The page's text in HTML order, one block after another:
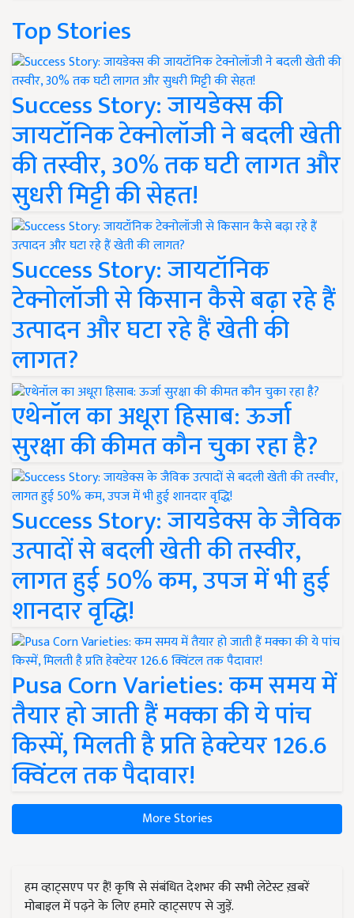
Top Stories
Success Story: जायडेक्स की
जायटॉनिक टेक्नोलॉजी ने बदली खेती
की तस्वीर, 30% तक घटी लागत और
सुधरी मिट्टी की सेहत!
Success Story: जायटॉनिक
टेक्नोलॉजी से किसान कैसे बढ़ा रहे हैं
उत्पादन और घटा रहे हैं खेती की
लागत?
एथेनॉल का अधूरा हिसाब: ऊर्जा
सुरक्षा की कीमत कौन चुका रहा है?
Success Story: जायडेक्स के जैविक
उत्पादों से बदली खेती की तस्वीर,
लागत हुई 50% कम, उपज में भी हुई
शानदार वृद्धि!
Pusa Corn Varieties: कम समय में
तैयार हो जाती हैं मक्का की ये पांच
किस्में, मिलती है प्रति हेक्टेयर 126.6
क्विंटल तक पैदावार!
More Stories
हम व्हाट्सएप पर हैं! कृषि से संबंधित देशभर की सभी लेटेस्ट ख़बरें
मोबाइल में पढ़ने के लिए हमारे व्हाट्सएप से जुड़ें.